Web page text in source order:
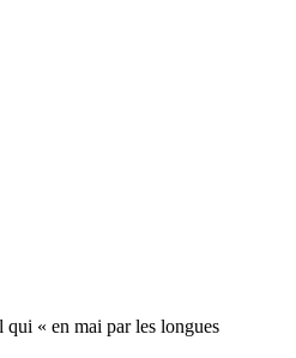
qui « en mai par les longues